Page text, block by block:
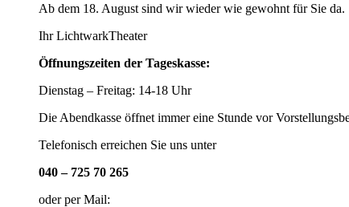
Ab dem 18. August sind wir wieder wie gewohnt für Sie da.
Ihr LichtwarkTheater
Öffnungszeiten der Tageskasse:
Dienstag – Freitag: 14-18 Uhr
Die Abendkasse öffnet immer eine Stunde vor
Telefonisch erreichen Sie uns unter
040 – 725 70 265
oder per Mail: